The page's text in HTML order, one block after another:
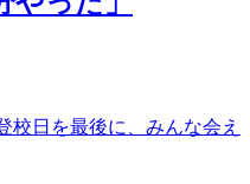
日を最後に、みんな会え